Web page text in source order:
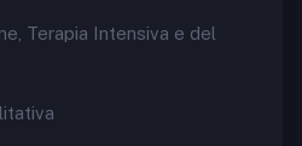
Terapia Intensiva e del